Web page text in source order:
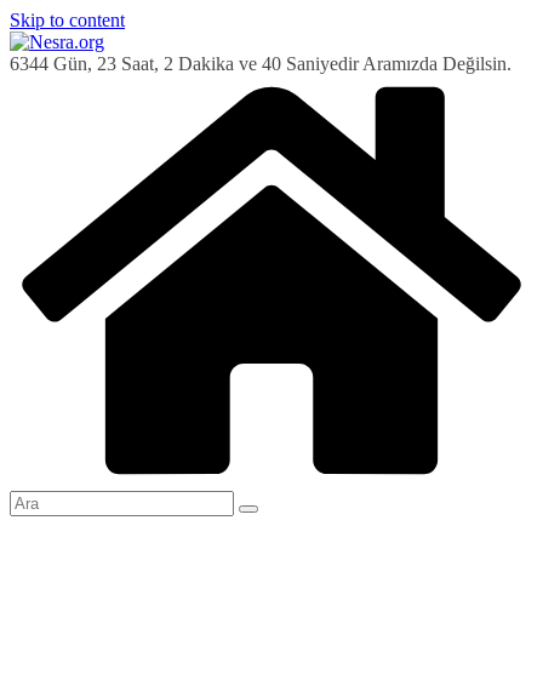
Skip to content
6344 Gün, 23 Saat, 2 Dakika ve 41 Saniyedir Aramızda Değilsin.